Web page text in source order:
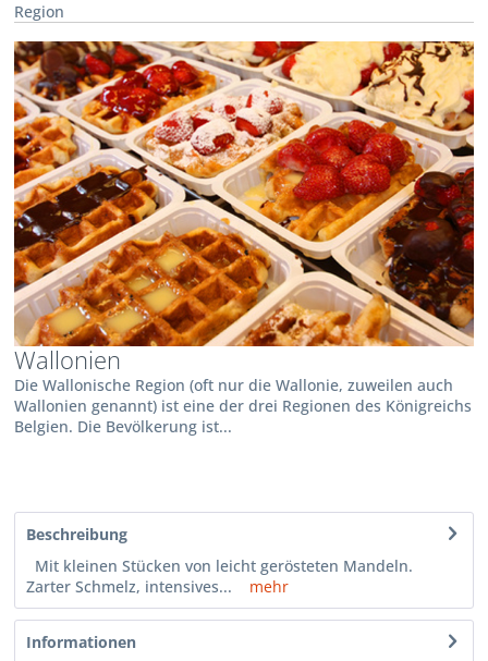
Region
Wallonien
Die Wallonische Region (oft nur die Wallonie, zuweilen auch
Wallonien genannt) ist eine der drei Regionen des Königreichs
Belgien. Die Bevölkerung ist...
Beschreibung
Mit kleinen Stücken von leicht gerösteten Mandeln.
Zarter Schmelz, intensives...
mehr
Informationen